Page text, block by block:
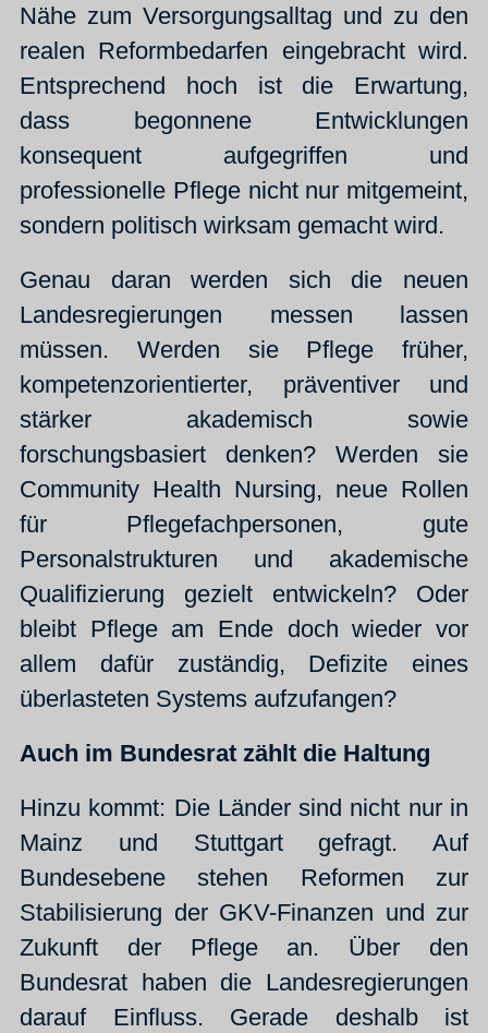
Nähe zum Versorgungsalltag und zu den
realen Reformbedarfen eingebracht wird.
Entsprechend hoch ist die Erwartung,
dass begonnene Entwicklungen
konsequent aufgegriffen und
professionelle Pflege nicht nur mitgemeint,
sondern politisch wirksam gemacht wird.
Genau daran werden sich die neuen
Landesregierungen messen lassen
müssen. Werden sie Pflege früher,
kompetenzorientierter, präventiver und
stärker akademisch sowie
forschungsbasiert denken? Werden sie
Community Health Nursing, neue Rollen
für Pflegefachpersonen, gute
Personalstrukturen und akademische
Qualifizierung gezielt entwickeln? Oder
bleibt Pflege am Ende doch wieder vor
allem dafür zuständig, Defizite eines
überlasteten Systems aufzufangen?
Auch im Bundesrat zählt die Haltung
Hinzu kommt: Die Länder sind nicht nur in
Mainz und Stuttgart gefragt. Auf
Bundesebene stehen Reformen zur
Stabilisierung der GKV-Finanzen und zur
Zukunft der Pflege an. Über den
Bundesrat haben die Landesregierungen
darauf Einfluss. Gerade deshalb ist